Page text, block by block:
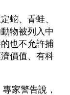
蛇、青蛙、
物被列入中
也不允許捕
價值、有科
家警告說，